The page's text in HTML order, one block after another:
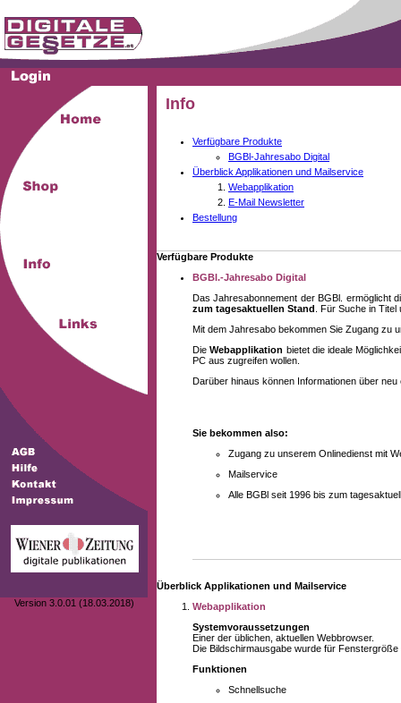
Version 3.0.01 (18.03.2018)
Info
Verfügbare Produkte
BGBl-Jahresabo Digital
Überblick Applikationen und Mailservice
Webapplikation
E-Mail Newsletter
Bestellung
Verfügbare Produkte
BGBl.-Jahresabo Digital
Das Jahresabonnement der BGBl. ermöglicht
zum tagesaktuellen Stand . Für Suche in
Mit dem Jahresabo bekommen Sie Zugang zu
DieWebapplikation bietet die ideale
PC aus zugreifen wollen.
Darüber hinaus können Informationen über
Sie bekommen also:
Zugang zu unserem Onlinedienst mit
Mailservice
Alle BGBl seit 1996 bis zum
Überblick Applikationen und Mailservice
Webapplikation
Systemvoraussetzungen
Einer der üblichen, aktuellen Webbrowser.
Die Bildschirmausgabe wurde für
Funktionen
Schnellsuche